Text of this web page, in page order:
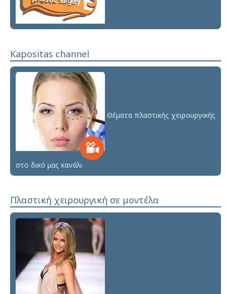
Kapositas channel
Θέματα πλαστικής χειρουργικής
στο δικό μας κανάλι
Πλαστική χειρουργική σε μοντέλα